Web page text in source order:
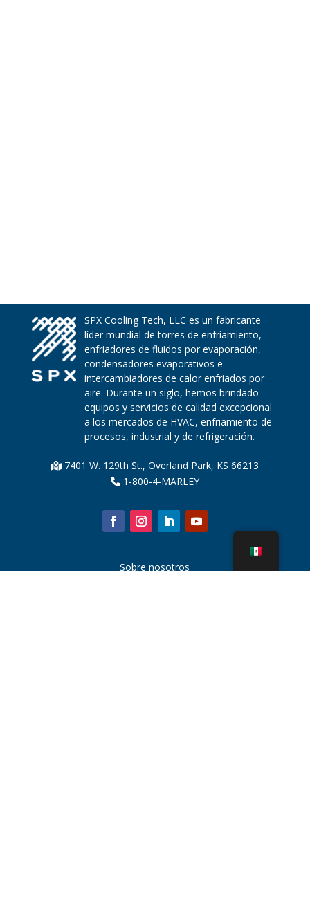
SPX Cooling Tech, LLC es un fabricante
líder mundial de torres de enfriamiento,
enfriadores de fluidos por evaporación,
condensadores evaporativos e
intercambiadores de calor enfriados por
aire. Durante un siglo, hemos brindado
equipos y servicios de calidad excepcional
a los mercados de HVAC, enfriamiento de
procesos, industrial y de refrigeración.
7401 W. 129th St., Overland Park, KS 66213
1-800-4-MARLEY
Sobre nosotros